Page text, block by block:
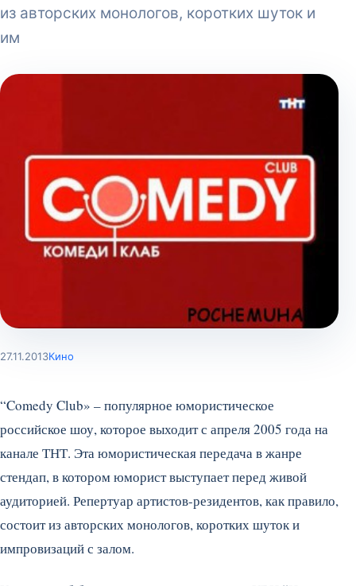
из авторских монологов, коротких шуток и
им
27.11.2013Кино
“Comedy Club» – популярное юмористическое
российское шоу, которое выходит с апреля 2005 года на
канале ТНТ. Эта юмористическая передача в жанре
стендап, в котором юморист выступает перед живой
аудиторией. Репертуар артистов-резидентов, как правило,
состоит из авторских монологов, коротких шуток и
импровизаций с залом.